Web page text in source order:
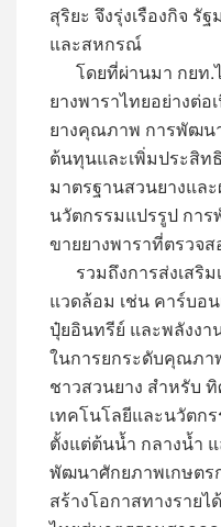
สุริยะ จึงรุ่งเรืองกิจ รั
และสหกรณ์
โดยที่ผ่านมา กยท.
ยางพาราไทยอย่างต่อ
ยางคุณภาพ การพัฒน
ต้นทุนและเพิ่มประสิท
มาตรฐานสวนยางแล
นวัตกรรมแปรรูป กา
ขายยางพาราที่ตรวจ
รวมถึงการส่งเสริม
แวดล้อม เช่น คาร์บอ
ปุ๋ยอินทรีย์ และพลังง
ในการยกระดับคุณภา
ชาวสวนยาง สำหรับ
เทคโนโลยีและนวัตก
ตั้งแต่ต้นน้ำ กลางน้ำ
พัฒนาศักยภาพเกษตร
สร้างโอกาสทางราย